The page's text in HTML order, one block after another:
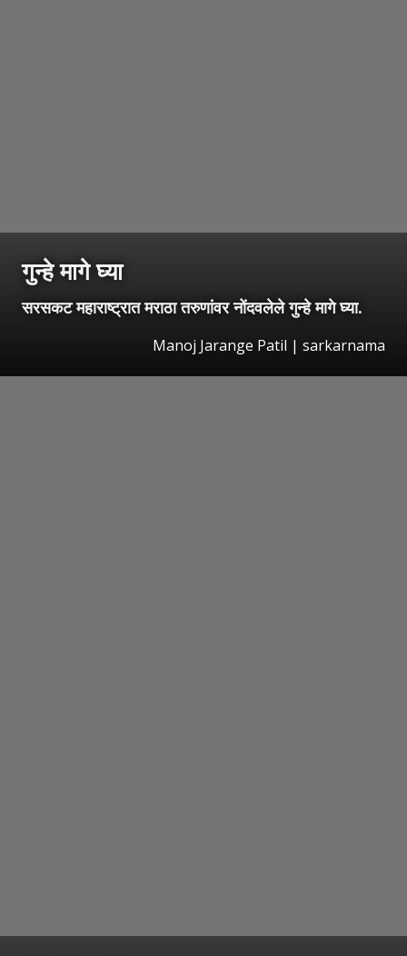
गुन्हे मागे घ्या
सरसकट महाराष्ट्रात मराठा तरुणांवर नोंदवलेले गुन्हे मागे घ्या.
Manoj Jarange Patil | sarkarnama